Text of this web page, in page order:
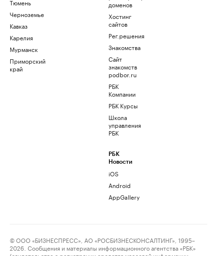
Тюмень
Черноземье
Кавказ
Карелия
Мурманск
Приморский
край
доменов
Хостинг
сайтов
Рег.решения
Знакомства
Сайт
знакомств
podbor.ru
РБК
Компании
РБК Курсы
Школа
управления
РБК
РБК
Новости
iOS
Android
AppGallery
© ООО «БИЗНЕСПРЕСС», АО «РОСБИЗНЕСКОНСАЛТИНГ», 1995–
2026. Сообщения и материалы информационного агентства «РБК»